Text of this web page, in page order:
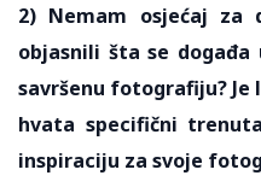
2) Nemam osjećaj za
objasnili šta se
savršenu fotografiju?
hvata specifični
inspiraciju za svoje